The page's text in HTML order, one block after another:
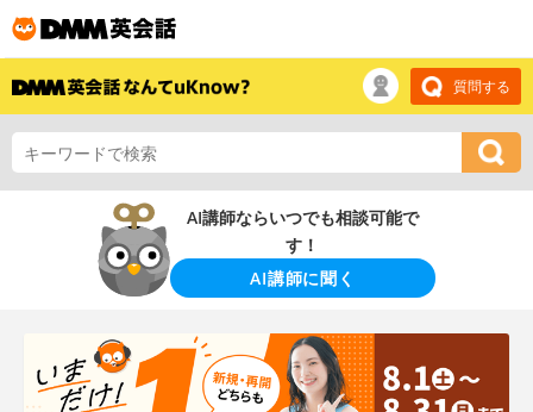
質問する
AI講師ならいつでも相談可能で
す！
AI講師に聞く